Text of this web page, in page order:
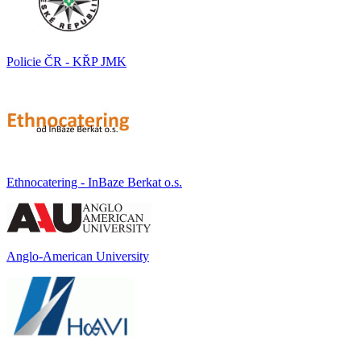
Policie ČR - KŘP JMK
Ethnocatering - InBaze Berkat o.s.
Anglo-American University